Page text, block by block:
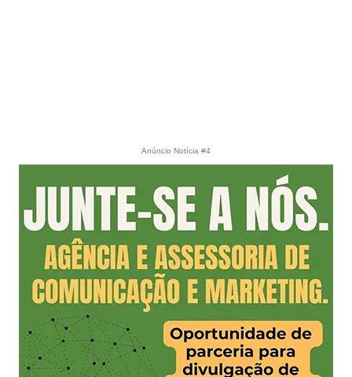
Anúncio Notícia #4